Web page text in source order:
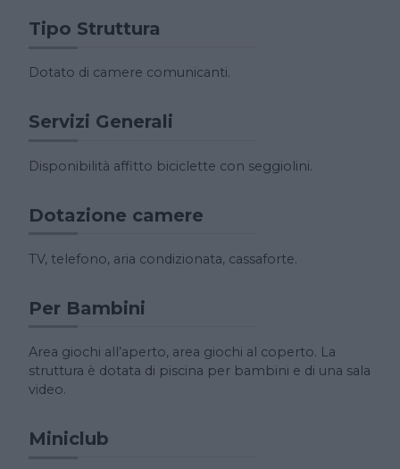
Tipo Struttura
Dotato di camere comunicanti.
Servizi Generali
Disponibilità affitto biciclette con seggiolini.
Dotazione camere
TV, telefono, aria condizionata, cassaforte.
Per Bambini
Area giochi all’aperto, area giochi al coperto. La
struttura è dotata di piscina per bambini e di una sala
video.
Miniclub